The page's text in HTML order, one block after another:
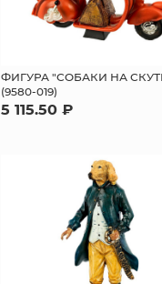
ФИГУРА "СОБАКИ НА
(9580-019)
5 115.50 ₽